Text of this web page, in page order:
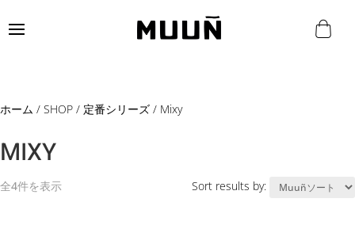
ホーム / SHOP / 定番シリーズ / Mixy
MIXY
全4件を表示 Sort results by: